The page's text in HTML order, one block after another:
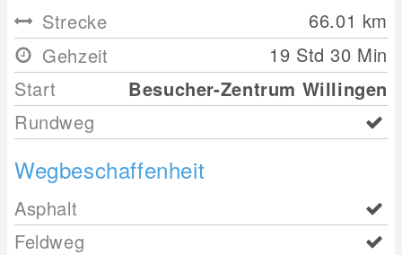
Strecke
66.01 km
Gehzeit
19 Std 30 Min
Start
Besucher-Zentrum Willingen
Rundweg
Wegbeschaffenheit
Asphalt
Feldweg